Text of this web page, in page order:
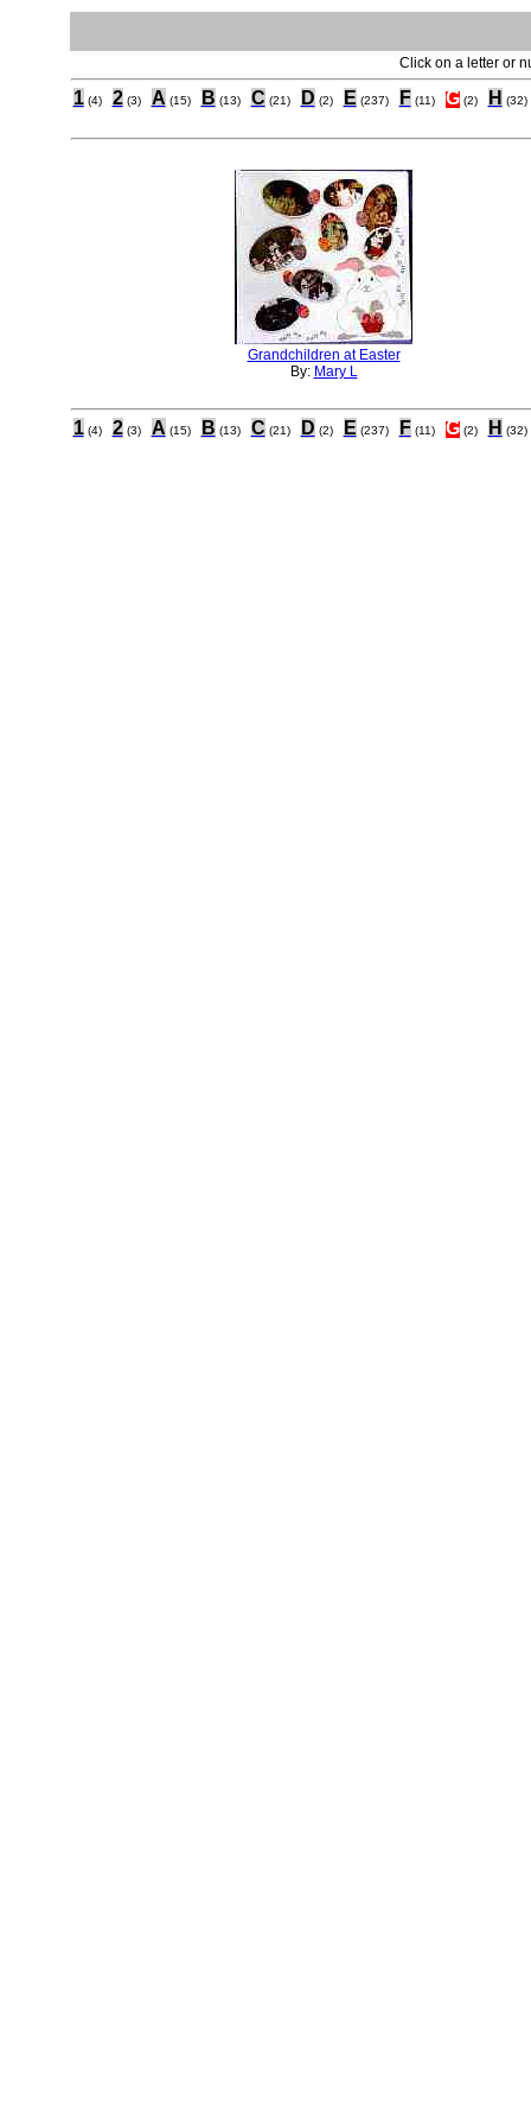
Click on a letter or
1 (4) 2 (3) A (15) B (13) C (21) D (2) E (237) F (11) G (2) H (32)
Grandchildren at Easter
By: Mary L
1 (4) 2 (3) A (15) B (13) C (21) D (2) E (237) F (11) G (2) H (32)